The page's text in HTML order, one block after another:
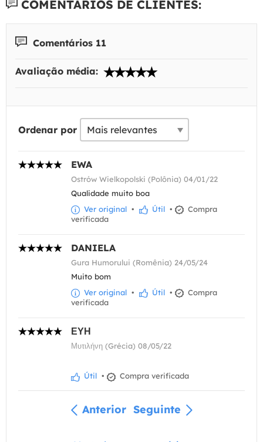
COMENTÁRIOS DE CLIENTES:
Comentários 11
Avaliação média:
Ordenar por
EWA
Ostrów Wielkopolski (Polônia) 04/01/22
Qualidade muito boa
Ver original • Útil •
Compra
verificada
DANIELA
Gura Humorului (Romênia) 24/05/24
Muito bom
Ver original • Útil •
Compra
verificada
ΕΥΗ
Μυτιλήνη (Grécia) 08/05/22
Útil • Compra verificada
Anterior Seguinte